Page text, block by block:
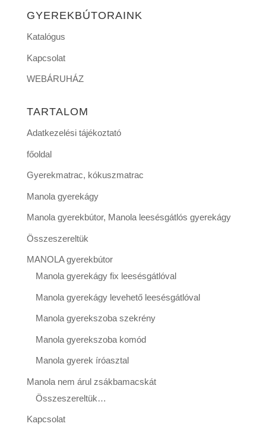
GYEREKBÚTORAINK
Katalógus
Kapcsolat
WEBÁRUHÁZ
TARTALOM
Adatkezelési tájékoztató
főoldal
Gyerekmatrac, kókuszmatrac
Manola gyerekágy
Manola gyerekbútor, Manola leesésgátlós gyerekágy
Összeszereltük
MANOLA gyerekbútor
Manola gyerekágy fix leesésgátlóval
Manola gyerekágy levehető leesésgátlóval
Manola gyerekszoba szekrény
Manola gyerekszoba komód
Manola gyerek íróasztal
Manola nem árul zsákbamacskát
Összeszereltük…
Kapcsolat